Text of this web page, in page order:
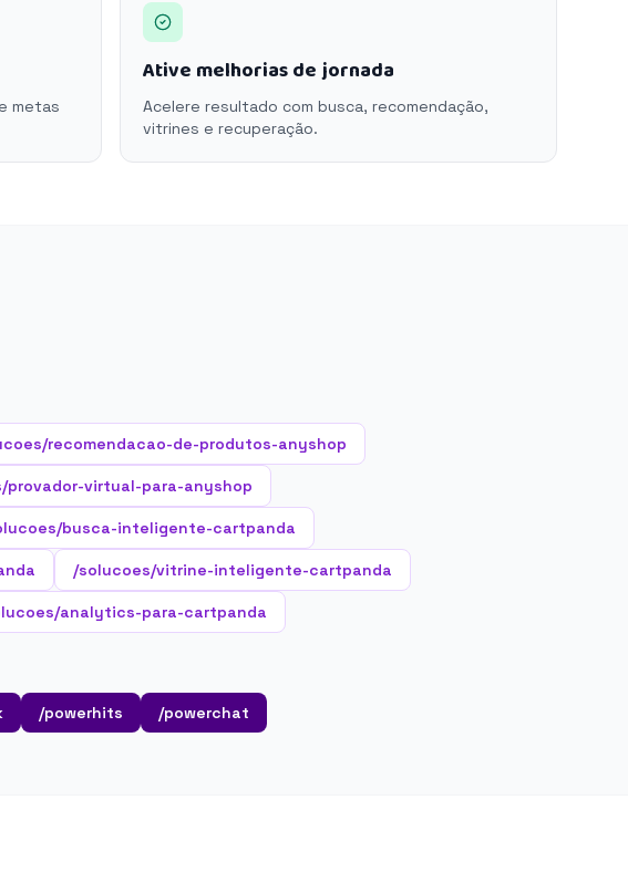
metas
Ative melhorias de jornada
Acelere resultado com busca, recomendação,
vitrines e recuperação.
recomendacao-de-produtos-anyshop
provador-virtual-para-anyshop
busca-inteligente-cartpanda
/solucoes/vitrine-inteligente-cartpanda
analytics-para-cartpanda
/powerhits /powerchat